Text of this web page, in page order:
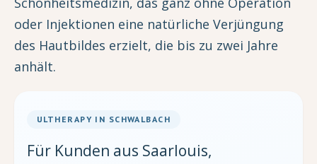
oder Injektionen eine natürliche Verjüngung
des Hautbildes erzielt, die bis zu zwei Jahre
anhält.
ULTHERAPY IN SCHWALBACH
Für Kunden aus Saarlouis,